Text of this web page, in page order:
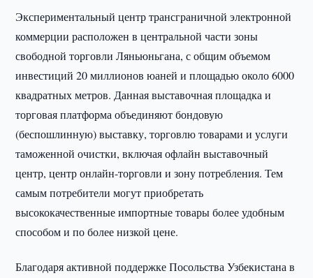
Экспериментальный центр трансграничной электронной
коммерции расположен в центральной части зоны
свободной торговли Ляньюньгана, с общим объемом
инвестиций 20 миллионов юаней и площадью около 6000
квадратных метров. Данная выставочная площадка и
торговая платформа объединяют бондовую
(беспошлинную) выставку, торговлю товарами и услуги
таможенной очистки, включая офлайн выставочный
центр, центр онлайн-торговли и зону потребления. Тем
самым потребители могут приобретать
высококачественные импортные товары более удобным
способом и по более низкой цене.
Благодаря активной поддержке Посольства Узбекистана в